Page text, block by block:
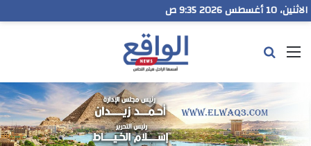
الاثنين، 10 أغسطس 2026 9:35 ص
القائمة